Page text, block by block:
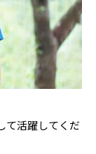
て活躍してくだ